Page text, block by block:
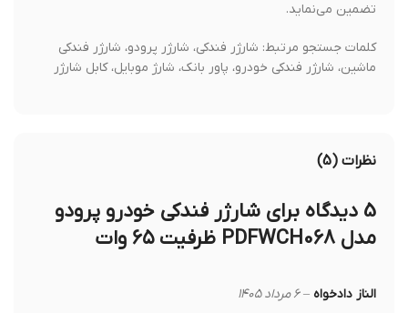
تضمین می‌نماید.
کلمات جستجو مرتبط: شارژر فندکی، شارژر پرودو، شارژر فندکی
ماشین، شارژر فندکی خودرو، پاور بانک، شارژ موبایل، کابل شارژر
نظرات (5)
شارژر فندکی خودرو پرودو
مدل PDFWCH068 ظرفیت ۶۵ وات
الناز دادخواه– 6 مرداد 1405